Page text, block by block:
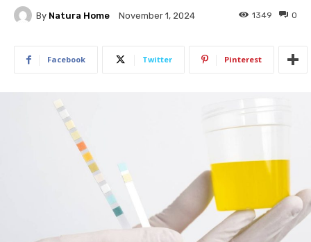
By Natura Home November 1, 2024 0
1349
Facebook Twitter Pinterest